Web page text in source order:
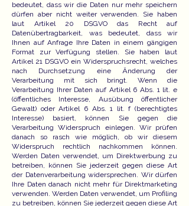
bedeutet, dass wir die Daten nur mehr speichern
dürfen aber nicht weiter verwenden. Sie haben
laut Artikel 20 DSGVO das Recht auf
Datenübertragbarkeit, was bedeutet, dass wir
Ihnen auf Anfrage Ihre Daten in einem gängigen
Format zur Verfügung stellen. Sie haben laut
Artikel 21 DSGVO ein Widerspruchsrecht, welches
nach Durchsetzung eine Änderung der
Verarbeitung mit sich bringt. Wenn die
Verarbeitung Ihrer Daten auf Artikel 6 Abs. 1 lit. e
(öffentliches Interesse, Ausübung öffentlicher
Gewalt) oder Artikel 6 Abs. 1 lit. f (berechtigtes
Interesse) basiert, können Sie gegen die
Verarbeitung Widerspruch einlegen. Wir prüfen
danach so rasch wie möglich, ob wir diesem
Widerspruch rechtlich nachkommen können.
Werden Daten verwendet, um Direktwerbung zu
betreiben, können Sie jederzeit gegen diese Art
der Datenverarbeitung widersprechen. Wir dürfen
Ihre Daten danach nicht mehr für Direktmarketing
verwenden. Werden Daten verwendet, um Profiling
zu betreiben, können Sie jederzeit gegen diese Art